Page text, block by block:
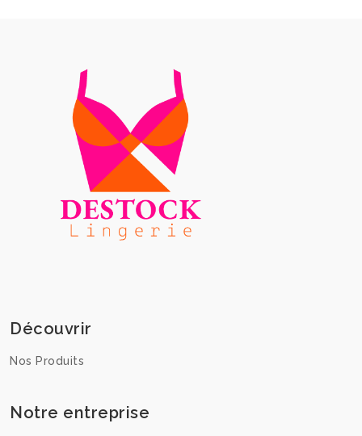
Découvrir
Nos Produits
Notre entreprise